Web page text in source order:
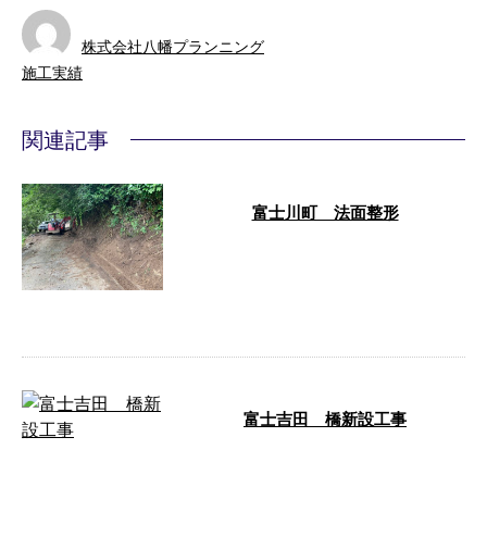
株式会社八幡プランニング
施工実績
関連記事
富士川町 法面整形
富士吉田 橋新設工事